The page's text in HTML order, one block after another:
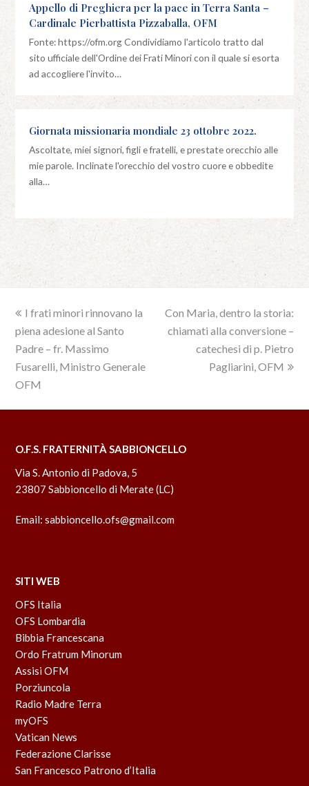
Appello di Preghiera per la pace in Terra Santa –
Cardinale Pierbattista Pizzaballa, OFM
Fonte: https://ofm.org Condividiamo l'articolo tratto dal
sito ufficiale dell'Ordine dei Frati Minori con il quale si esorta
ad accogliere l'invito…
Giornata missionaria mondiale 23 ottobre 2022.
Ascoltate, miei signori, figli e fratelli, e prestate orecchio alle
mie parole. Inclinate l'orecchio del vostro cuore e obbedite
alla…
previous
post:
I frati minori rinnovano la
piena adesione al Santo
Padre – fr. Massimo
Fusarelli, Ministro Generale
OFM
next
post:
Con Maria, dentro la storia:
chiamati alla conversione –
catechesi di p. Pietro
Pagliarini, OFM
O.F.S. FRATERNITÀ SABBIONCELLO
Via S. Antonio di Padova, 5
23807 Sabbioncello di Merate (LC)
Email:sabbioncello.ofs@gmail.com
SITI WEB
OFS Italia
OFS Lombardia
Bibbia Francescana
Ordo Fratrum Minorum
Assisi OFM
Porziuncola
Radio Madre Terra
myOFS
Vatican News
Federazione Clarisse
San Francesco Patrono d’Italia